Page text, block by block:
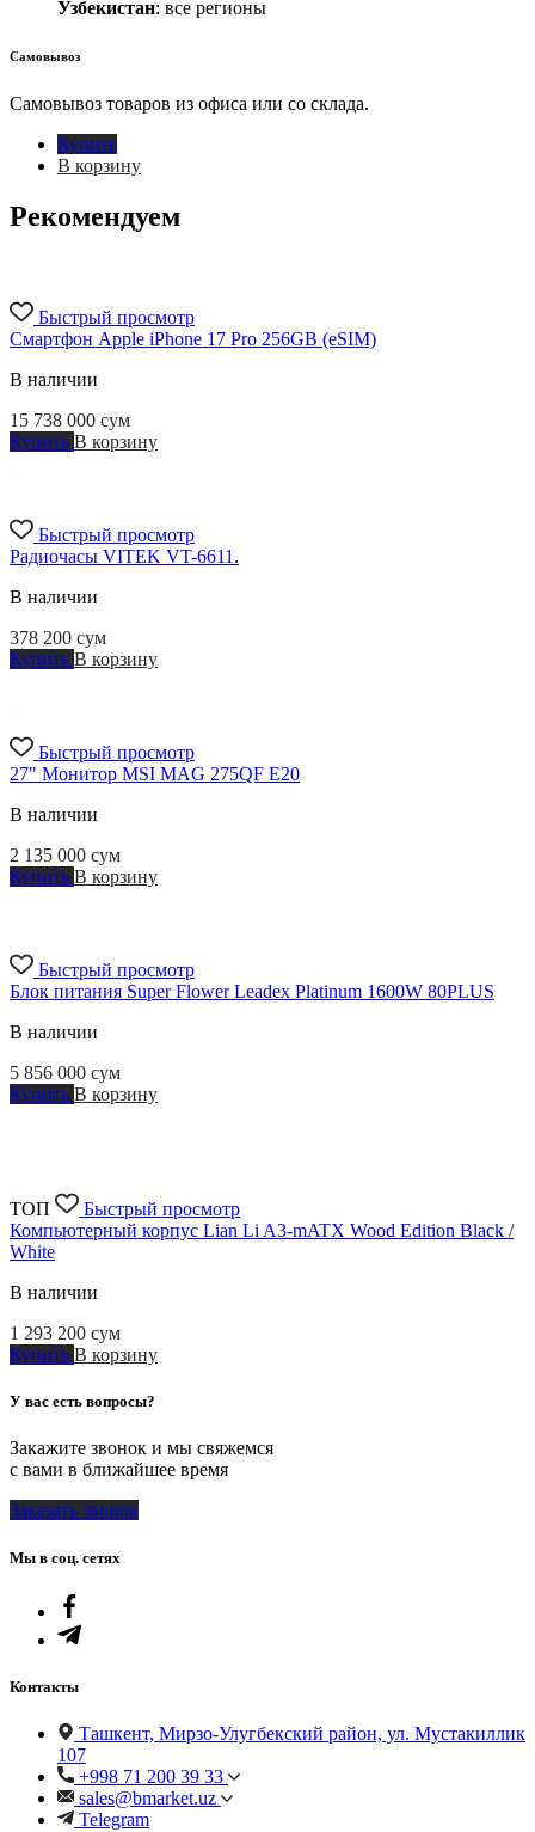
Узбекистан: все регионы
Самовывоз
Самовывоз товаров из офиса или со склада.
Купить
В корзину
Рекомендуем
Быстрый просмотр
Смартфон Apple iPhone 17 Pro 256GB (eSIM)
В наличии
15 738 000 сум
Купить В корзину
Быстрый просмотр
Радиочасы VITEK VT-6611.
В наличии
378 200 сум
Купить В корзину
Быстрый просмотр
27" Монитор MSI MAG 275QF E20
В наличии
2 135 000 сум
Купить В корзину
Быстрый просмотр
Блок питания Super Flower Leadex Platinum 1600W 80PLUS
В наличии
5 856 000 сум
Купить В корзину
ТОП
Быстрый просмотр
Компьютерный корпус Lian Li A3-mATX Wood Edition Black /
White
В наличии
1 293 200 сум
Купить В корзину
У вас есть вопросы?
Закажите звонок и мы свяжемся
с вами в ближайшее время
Заказать звонок
Мы в соц. сетях
Контакты
Ташкент, Мирзо-Улугбекский район, ул. Мустакиллик
107
+998 71 200 39 33
sales@bmarket.uz
Telegram